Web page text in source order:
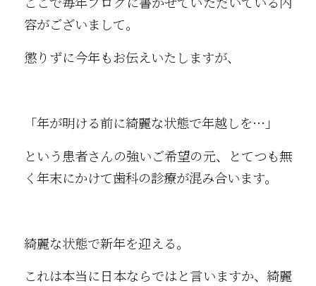
容がございまして。
懲りずに今年もお伝えいたしますが、
「年が明ける前に綺麗な状態で年越しを…」
という患者さんの強いご希望の元、とてつも無
く年末にかけて歯科の診療が混み合います。
綺麗な状態で新年を迎える。
これは本当に日本ならではと言いますか、綺麗